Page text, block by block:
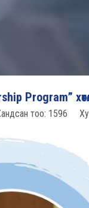
Program”
тоо: 1596